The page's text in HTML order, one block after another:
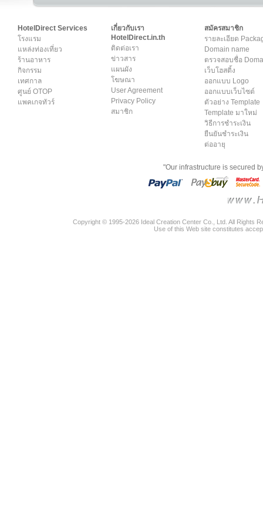
HotelDirect Services
โรงแรม
แหล่งท่องเที่ยว
ร้านอาหาร
กิจกรรม
เทศกาล
ศูนย์ OTOP
แพคเกจทัวร์
เกี่ยวกับเรา
HotelDirect.in.th
ติดต่อเรา
ข่าวสาร
แผนผัง
โฆษณา
User Agreement
Privacy Policy
สมาชิก
สมัครสมาชิก
รายละเอียด
Domain name
ตรวจสอบชื่อ
เว็บโฮสติ้ง
ออกแบบ Logo
ออกแบบเว็บไซต์
ตัวอย่าง Template
Template มาใหม่
วิธีการชำระเงิน
ยืนยันชำระเงิน
ต่ออายุ
"Our infrastructure is secured
Copyright © 1995-2026 Ideal Creation Center Co., Ltd. All Rights
Use of this Web site constitutes